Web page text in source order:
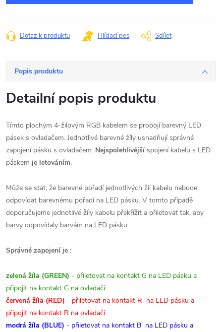
Dotaz k produktu Hlídací pes Sdílet
Popis produktu
Detailní popis produktu
Tímto plochým 4-žilovým RGB kabelem se propojí barevný LED
pásek s ovladačem. Jednotlivé barevné žíly usnadňují správné
zapojení pásku s ovladačem. Nejspolehlivější spojení kabelu s LED
páskem je letováním.
Může se stát, že barevné pořadí jednotlivých žil kabelu nebude
odpovídat barevnému pořadí na LED pásku. V tomto případě
doporučujeme jednotlivé žíly kabelu překřížit a přiletovat tak, aby
barvy odpovídaly barvám na LED pásku.
Správné zapojení je :
zelená žíla (GREEN) - přiletovat na kontakt G na LED pásku a
připojit na kontakt G na ovladači
červená žíla (RED) - přiletovat na kontakt R na LED pásku a
připojit na kontakt R na ovladači
modrá žíla (BLUE) - přiletovat na kontakt B na LED pásku a